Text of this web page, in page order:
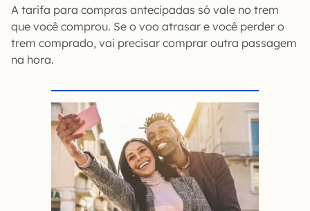
A tarifa para compras antecipadas só vale no trem
que você comprou. Se o voo atrasar e você perder o
trem comprado, vai precisar comprar outra passagem
na hora.